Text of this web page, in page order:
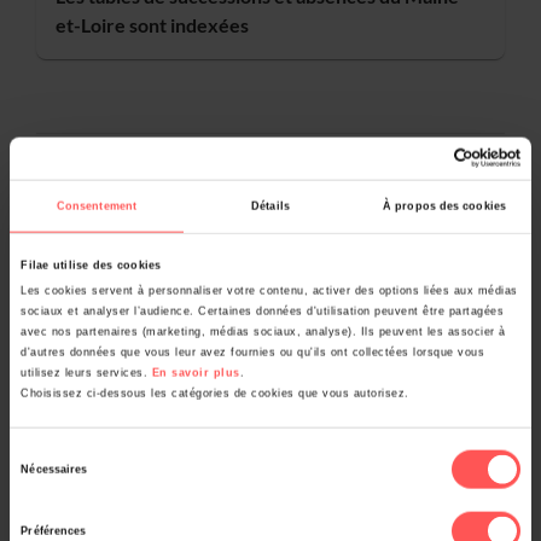
Consentement Détails À propos des cookies
Filae utilise des cookies
Les cookies servent à personnaliser votre contenu, activer des options liées aux médias
sociaux et analyser l’audience. Certaines données d'utilisation peuvent être partagées
avec nos partenaires (marketing, médias sociaux, analyse). Ils peuvent les associer à
d'autres données que vous leur avez fournies ou qu'ils ont collectées lorsque vous
utilisez leurs services.
En savoir plus .
Choisissez ci-dessous les catégories de cookies que vous autorisez.
Nécessaires
Préférences
et-Loire sont indexées
Pour aller plus loin
Consulter le guide : Les tables de successions et
absences
Consulter les tables de successions et absences